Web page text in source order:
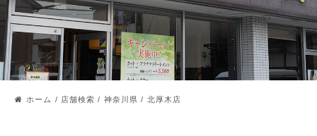
ホーム / 店舗検索 / 神奈川県 / 北厚木店